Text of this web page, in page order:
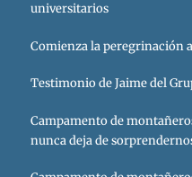
universitarios
Comienza la peregrinación
Testimonio de Jaime del
Campamento de
nunca deja de